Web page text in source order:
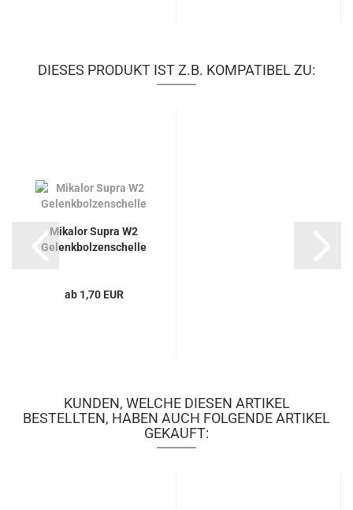
DIESES PRODUKT IST Z.B. KOMPATIBEL ZU:
Mikalor Supra W2
Gelenkbolzenschelle
ab 1,70 EUR
KUNDEN, WELCHE DIESEN ARTIKEL
BESTELLTEN, HABEN AUCH FOLGENDE ARTIKEL
GEKAUFT: